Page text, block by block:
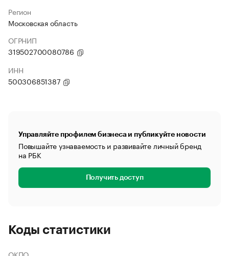
Регион
Московская область
ОГРНИП
319502700080786
ИНН
500306851387
Управляйте профилем бизнеса и публикуйте новости
Повышайте узнаваемость и развивайте личный бренд
на РБК
Получить доступ
Коды статистики